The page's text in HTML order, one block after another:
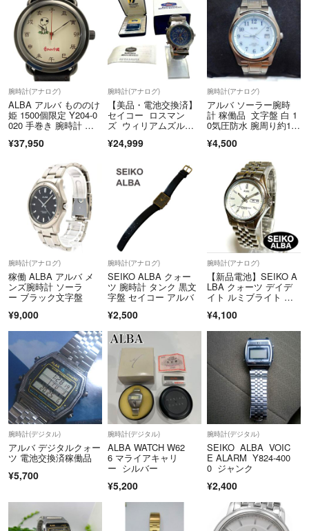
専用倉庫では、換気は十分行われておりますが、保管品のニオイは洗濯
でお取りください。
★自宅から発送★
家族介護しております。自宅から発送できるものは、家族が代理で行い
ます。
★購入申請について★
いたずら落札が多いため、購入申請ありにしております。
購入代行サービス、外国人などマナーが悪い方などは、お断りいたしま
★値下げについて★
悪意のある値下げ要求が酷いため、全ての出品を値下げ不可としまし
た。値下げについてはお返事ができません。
★発送について★
着払いと送料込みとお品で異なります。お間違えがないようにお願いい
たします。
おまとめ梱包は落札前にご連絡ください。落札後のおまとめ梱包はお断
のでご了承下さい。
★自己紹介★
喫煙なし。ペットなし。
持病があり柔軟剤や芳香剤、消臭剤もありません。
腕時計(アナログ)
ALBA アルバ もののけ
姫 1500個限定 Y204-0
020 手巻き 腕時計 木
¥37,950
腕時計(アナログ)
【美品・電池交換済】
セイコー ロスマン
ズ ウィリアムズルノ
¥24,999
腕時計(アナログ)
アルバ ソーラー腕時
計 稼働品 文字盤 白 1
0気圧防水 腕周り約17.
レスベルト v145-0CG0
¥4,500
腕時計(アナログ)
稼働 ALBA アルバ メ
ンズ腕時計 ソーラ
ー ブラック文字盤
¥9,000
腕時計(アナログ)
SEIKO ALBA クォー
ツ 腕時計 タンク 黒文
字盤 セイコー アルバ
¥2,500
腕時計(アナログ)
【新品電池】SEIKO A
LBA クォーツ デイデ
イト ルミブライト 時
¥4,100
腕時計(デジタル)
アルバ デジタルクォー
ツ 電池交換済稼働品
¥5,700
腕時計(デジタル)
ALBA WATCH W62
6 マライアキャリ
ー シルバー
¥5,200
腕時計(デジタル)
SEIKO ALBA VOIC
E ALARM Y824-400
0 ジャンク
¥2,400